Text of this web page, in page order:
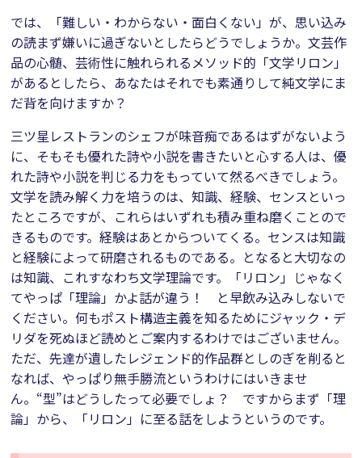
では、「難しい・わからない・面白くない」が、思い込み
の読まず嫌いに過ぎないとしたらどうでしょうか。文芸作
品の心髄、芸術性に触れられるメソッド的「文学リロン」
があるとしたら、あなたはそれでも素通りして純文学にま
だ背を向けますか？
三ツ星レストランのシェフが味音痴であるはずがないよう
に、そもそも優れた詩や小説を書きたいと心する人は、優
れた詩や小説を判じる力をもっていて然るべきでしょう。
文学を読み解く力を培うのは、知識、経験、センスといっ
たところですが、これらはいずれも積み重ね磨くことので
きるものです。経験はあとからついてくる。センスは知識
と経験によって研磨されるものである。となると大切なの
は知識、これすなわち文学理論です。「リロン」じゃなく
てやっぱ「理論」かよ話が違う！ と早飲み込みしないで
ください。何もポスト構造主義を知るためにジャック・デ
リダを死ぬほど読めとご案内するわけではございません。
ただ、先達が遺したレジェンド的作品群としのぎを削ると
なれば、やっぱり無手勝流というわけにはいきませ
ん。“型”はどうしたって必要でしょ？ ですからまず「理
論」から、「リロン」に至る話をしようというのです。